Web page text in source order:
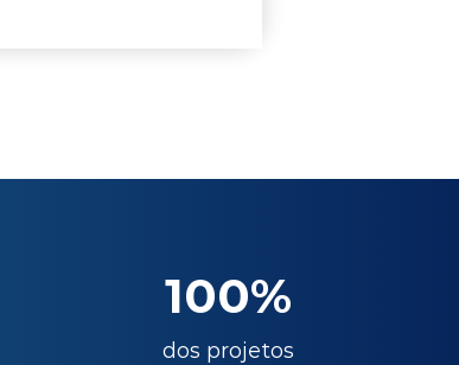
100%
dos projetos